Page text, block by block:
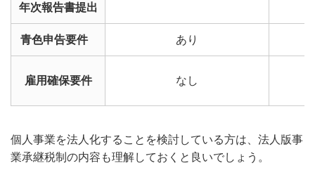
年次報告書提出
青色申告要件 あり
雇用確保要件 なし
個人事業を法人化することを検討している方は、法人版事
業承継税制の内容も理解しておくと良いでしょう。